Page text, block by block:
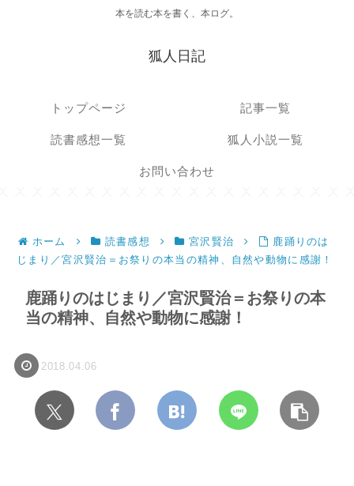
本を読む本を書く、本ログ。
狐人日記
トップページ 記事一覧
読書感想一覧 狐人小説一覧
お問い合わせ
ホーム 読書感想 宮沢賢治
鹿踊りのは
じまり／宮沢賢治＝お祭りの本当の精神、自然や動物に感謝！
鹿踊りのはじまり／宮沢賢治＝お祭りの本
当の精神、自然や動物に感謝！
2018.04.06